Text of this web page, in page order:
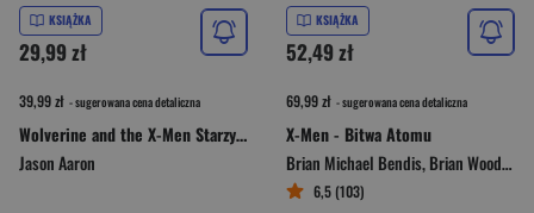
KSIĄŻKA
29,99 zł
39,99 zł - sugerowana cena detaliczna
Wolverine and the X-Men Starzy kumple, nowi wrogowie Tom 4
Jason Aaron
KSIĄŻKA
52,49 zł
69,99 zł - sugerowana cena detaliczna
X-Men - Bitwa Atomu
Brian Michael Bendis,Brian Wood,
6,5 (103)